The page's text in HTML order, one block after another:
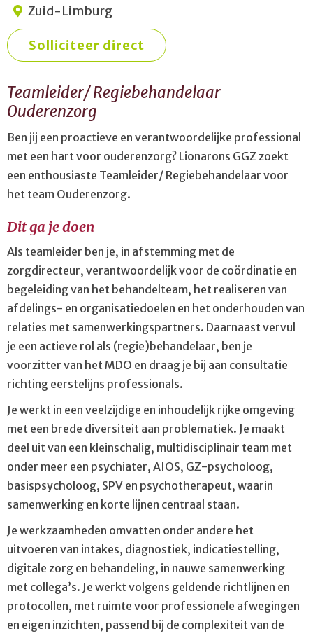
Zuid-Limburg
Solliciteer direct
Teamleider/ Regiebehandelaar
Ouderenzorg
Ben jij een proactieve en verantwoordelijke professional
met een hart voor ouderenzorg? Lionarons GGZ zoekt
een enthousiaste Teamleider/ Regiebehandelaar voor
het team Ouderenzorg.
Dit ga je doen
Als teamleider ben je, in afstemming met de
zorgdirecteur, verantwoordelijk voor de coördinatie en
begeleiding van het behandelteam, het realiseren van
afdelings- en organisatiedoelen en het onderhouden van
relaties met samenwerkingspartners. Daarnaast vervul
je een actieve rol als (regie)behandelaar, ben je
voorzitter van het MDO en draag je bij aan consultatie
richting eerstelijns professionals.
Je werkt in een veelzijdige en inhoudelijk rijke omgeving
met een brede diversiteit aan problematiek. Je maakt
deel uit van een kleinschalig, multidisciplinair team met
onder meer een psychiater, AIOS, GZ-psycholoog,
basispsycholoog, SPV en psychotherapeut, waarin
samenwerking en korte lijnen centraal staan.
Je werkzaamheden omvatten onder andere het
uitvoeren van intakes, diagnostiek, indicatiestelling,
digitale zorg en behandeling, in nauwe samenwerking
met collega’s. Je werkt volgens geldende richtlijnen en
protocollen, met ruimte voor professionele afwegingen
en eigen inzichten, passend bij de complexiteit van de